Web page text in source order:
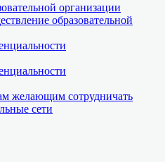
организации
образовательной
желающим сотрудничать
сети